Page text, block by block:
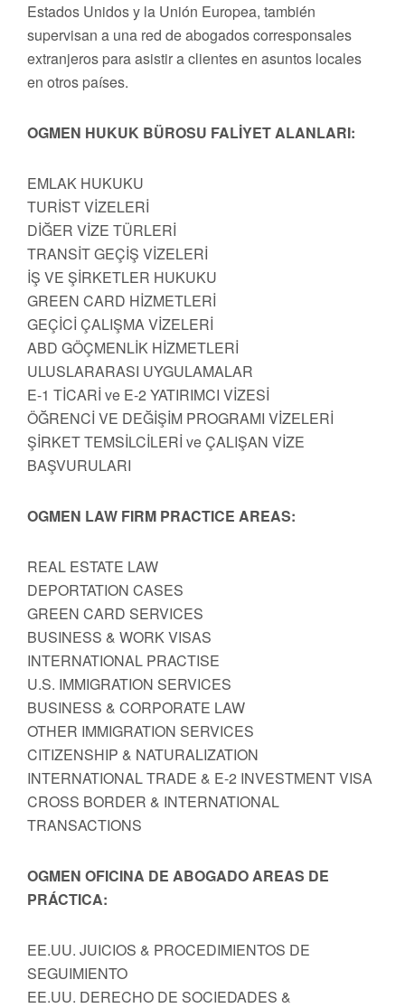
Estados Unidos y la Unión Europea, también
supervisan a una red de abogados corresponsales
extranjeros para asistir a clientes en asuntos locales
en otros países.
OGMEN HUKUK BÜROSU FALİYET ALANLARI:
EMLAK HUKUKU
TURİST VİZELERİ
DİĞER VİZE TÜRLERİ
TRANSİT GEÇİŞ VİZELERİ
İŞ VE ŞİRKETLER HUKUKU
GREEN CARD HİZMETLERİ
GEÇİCİ ÇALIŞMA VİZELERİ
ABD GÖÇMENLİK HİZMETLERİ
ULUSLARARASI UYGULAMALAR
E-1 TİCARİ ve E-2 YATIRIMCI VİZESİ
ÖĞRENCİ VE DEĞİŞİM PROGRAMI VİZELERİ
ŞİRKET TEMSİLCİLERİ ve ÇALIŞAN VİZE
BAŞVURULARI
OGMEN LAW FIRM PRACTICE AREAS:
REAL ESTATE LAW
DEPORTATION CASES
GREEN CARD SERVICES
BUSINESS & WORK VISAS
INTERNATIONAL PRACTISE
U.S. IMMIGRATION SERVICES
BUSINESS & CORPORATE LAW
OTHER IMMIGRATION SERVICES
CITIZENSHIP & NATURALIZATION
INTERNATIONAL TRADE & E-2 INVESTMENT VISA
CROSS BORDER & INTERNATIONAL
TRANSACTIONS
OGMEN OFICINA DE ABOGADO AREAS DE
PRÁCTICA:
EE.UU. JUICIOS & PROCEDIMIENTOS DE
SEGUIMIENTO
EE.UU. DERECHO DE SOCIEDADES &